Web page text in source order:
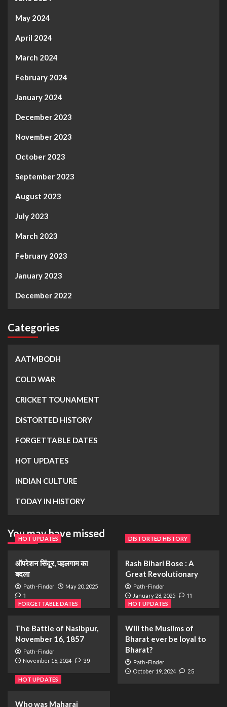
May 2024
April 2024
March 2024
February 2024
January 2024
December 2023
November 2023
October 2023
September 2023
August 2023
July 2023
March 2023
February 2023
January 2023
December 2022
Categories
AATMBODH
COLD WAR
CRICKET TOUNAMENT
DISTORTED HISTORY
FORGETTABLE DATES
HOT UPDATES
INDIAN CULTURE
TODAY IN HISTORY
You may have missed
HOT UPDATES
ऑपरेशन सिंदूर, पहलगाम का
बदला
Path-Finder May 20, 2025
1
DISTORTED HISTORY
Rash Bihari Bose : A
Great Revolutionary
Path-Finder
January 28, 2025 11
FORGETTABLE DATES
The Battle of Nasibpur,
November 16, 1857
Path-Finder
November 16, 2024 39
HOT UPDATES
Will the Muslims of
Bharat ever be loyal to
Bharat?
Path-Finder
October 19, 2024 25
HOT UPDATES
Who was Maharaj